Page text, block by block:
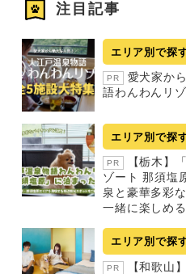
注目記事
エリア別で探
PR
愛犬家か
語わんわんリ
エリア別で探
PR
【栃木】
ゾート 那須塩
泉と豪華多彩
一緒に楽しめ
エリア別で探
PR
【和歌山